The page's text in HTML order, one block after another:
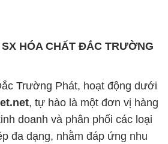
HÓA CHẤT ĐẮC TRƯỜNG
Trường Phát, hoạt động dưới
, tự hào là một đơn vị hàng
doanh và phân phối các loại
đa dạng, nhằm đáp ứng nhu